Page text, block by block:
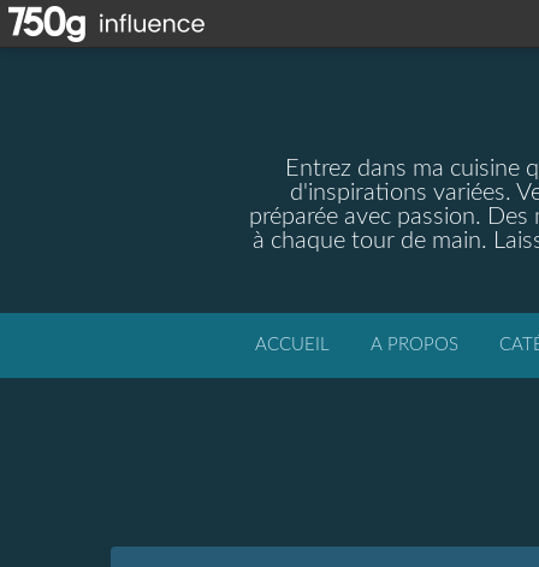
Entrez dans ma cuisine
d'inspirations variées.
préparée avec passion.
à chaque tour de main.
ACCUEIL A PROPOS